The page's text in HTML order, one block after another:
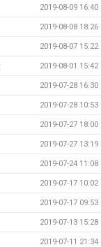
2019-08-09 16:40
2019-08-08 18:26
2019-08-07 15:22
2019-08-01 15:42
2019-07-28 16:30
2019-07-28 10:53
2019-07-27 18:00
2019-07-27 13:19
2019-07-24 11:08
2019-07-17 10:02
2019-07-17 09:53
2019-07-13 15:28
2019-07-11 21:34